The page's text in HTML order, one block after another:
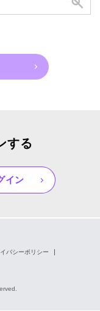
する
イン
バシーポリシー